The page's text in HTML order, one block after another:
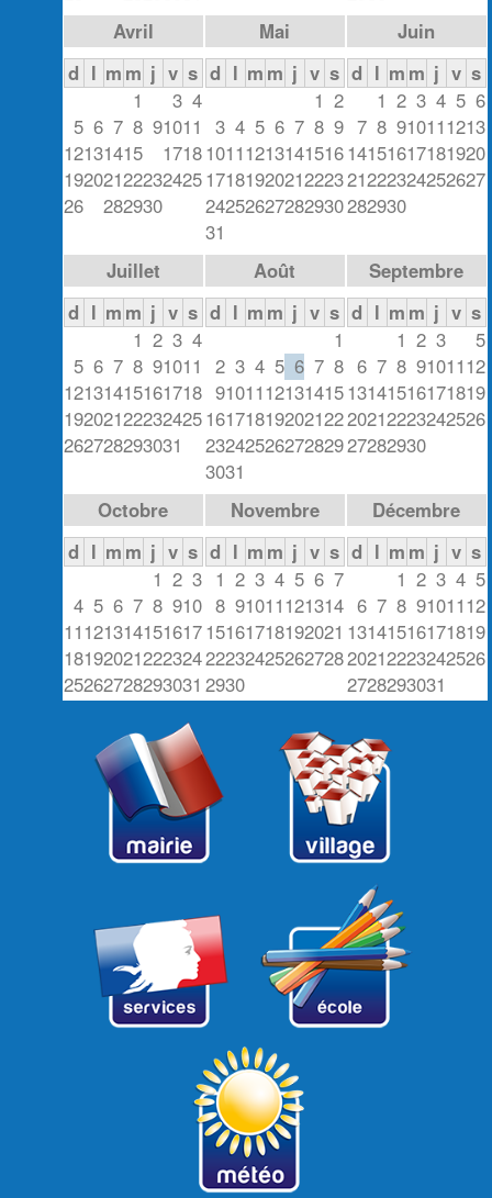
Avril
d l m m j v s
1
3 4
5 6 7 8 91011
1213141516 1718
19202122232425
2627 282930
Mai
d l m m j v s
1 2
3 4 5 6 7 8 9
10111213141516
17181920212223
24252627282930
31
Juin
d l m m j v s
1 2 3 4 5 6
7 8 910111213
14151617181920
21222324252627
282930
Juillet
d l m m j v s
1 2 3 4
5 6 7 8 91011
12131415161718
19202122232425
262728293031
Août
d l m m j v s
1
2 3 4 5 6 7 8
9101112131415
16171819202122
23242526272829
3031
Septembre
d l m m j v s
1 2 3
5
6 7 8 9101112
13141516171819
20212223242526
27282930
Octobre
d l m m j v s
1 2 3
4 5 6 7 8 910
11121314151617
18192021222324
25262728293031
Novembre
d l m m j v s
1 2 3 4 5 6 7
8 91011121314
15161718192021
22232425262728
2930
Décembre
d l m m j v s
1 2 3 4 5
6 7 8 9101112
13141516171819
20212223242526
2728293031